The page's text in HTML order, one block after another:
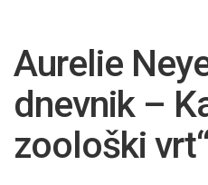
Aurelie
dnevnik –
zoološki